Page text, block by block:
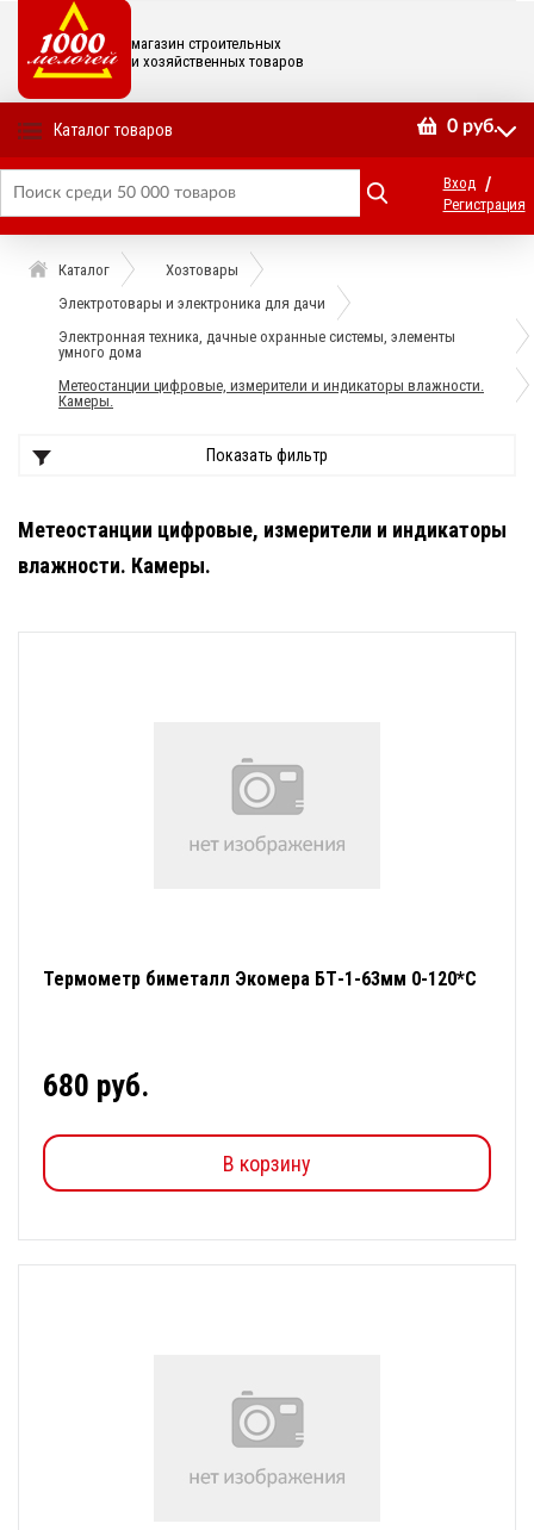
магазин строительных
и хозяйственных товаров
Каталог товаров 0 руб.
Вход /
Регистрация
Каталог
Хозтовары
Электротовары и электроника для дачи
Электронная техника, дачные охранные системы, элементы
умного дома
Метеостанции цифровые, измерители и индикаторы влажности.
Камеры.
Показать фильтр
Метеостанции цифровые, измерители и индикаторы
влажности. Камеры.
Термометр биметалл Экомера БТ-1-63мм 0-120*С
680 руб.
В корзину